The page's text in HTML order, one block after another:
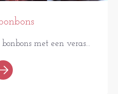
met een veras...